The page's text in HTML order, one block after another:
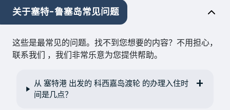
关于塞特-鲁塞岛常见问题
这些是最常见的问题。找不到您想要的内容？不用担心，
联系我们 ，我们非常乐意为您提供帮助。
从 塞特港 出发的 科西嘉岛渡轮 的办理入住时
间是几点？